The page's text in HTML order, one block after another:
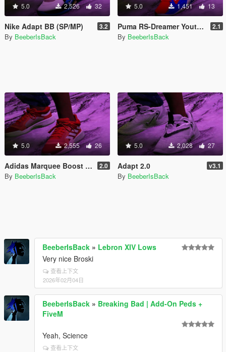
5.0 2,526 32
Nike Adapt BB (SP/MP) 3.2
By BeeberIsBack
5.0 1,451 13
Puma RS-Dreamer Youth Super Mario 64 2.1
By BeeberIsBack
5.0 2,555 26
Adidas Marquee Boost Lows (SP/MP) 2.0
By BeeberIsBack
5.0 2,028 27
Adapt 2.0 v3.1
By BeeberIsBack
BeeberIsBack » Lebron XIV Lows
Very nice Broski
查看上下文
2026年02月04日
BeeberIsBack » Breaking Bad | Add-On Peds +
FiveM
Yeah, Science
查看上下文